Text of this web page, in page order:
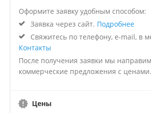
Оформите заявку удобным способом:
Заявка через сайт. Подробнее
Свяжитесь по телефону, e-mail, в
Контакты
После получения заявки мы
коммерческие предложения с ценами.
Цены